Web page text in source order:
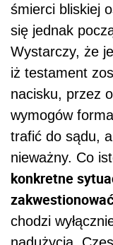
śmierci bliskiej
się jednak
Wystarczy, że
iż testament
nacisku, przez
wymogów
trafić do sądu,
nieważny. Co
konkretne
chodzi